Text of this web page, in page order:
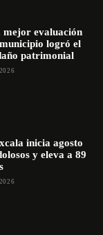
mejor evaluación
logró el
patrimonial
inicia agosto
y eleva a 89